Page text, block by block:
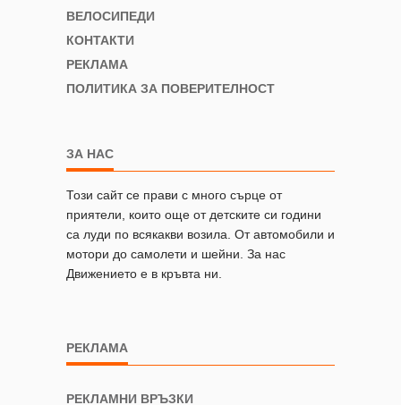
ВЕЛОСИПЕДИ
КОНТАКТИ
РЕКЛАМА
ПОЛИТИКА ЗА ПОВЕРИТЕЛНОСТ
ЗА НАС
Този сайт се прави с много сърце от
приятели, които още от детските си години
са луди по всякакви возила. От автомобили и
мотори до самолети и шейни. За нас
Движението е в кръвта ни.
РЕКЛАМА
РЕКЛАМНИ ВРЪЗКИ